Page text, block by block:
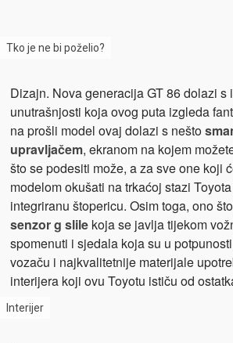
Tko je ne bi poželio?
Dizajn. Nova generacija GT 86 dolazi s
unutrašnjosti koja ovog puta izgleda
na prošli model ovaj dolazi s nešto
upravljačem, ekranom na kojem
što se podesiti može, a za sve one koji
modelom okušati na trkaćoj stazi
integriranu štopericu. Osim toga, ono
senzor g slilekoja se javlja tijekom
spomenuti i sjedala koja su u
vozaču i najkvalitetnije materijale
interijera koji ovu Toyotu ističu od
Interijer